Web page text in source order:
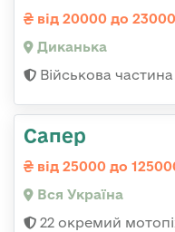
від 20000 до
Диканька
Військова
Сапер
від 25000 до
Вся Україна
22 окремий